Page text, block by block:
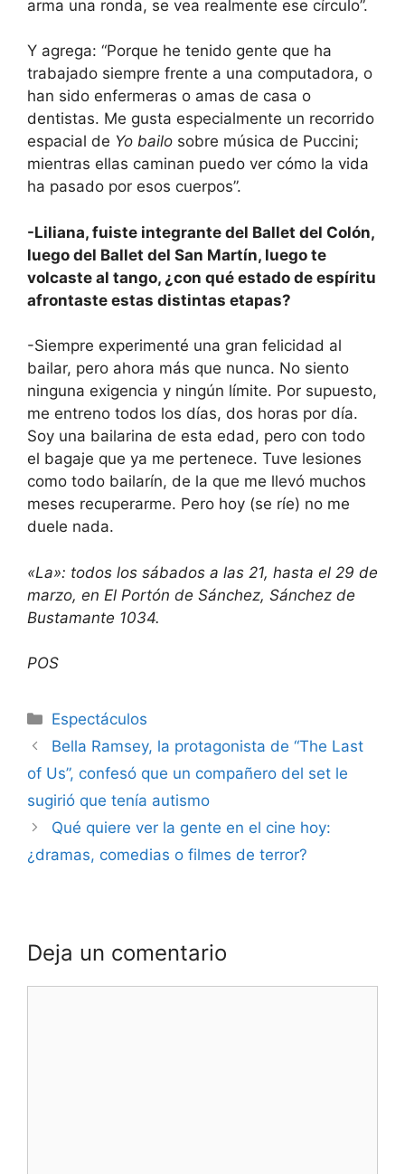
arma una ronda, se vea realmente ese círculo”.
Y agrega: “Porque he tenido gente que ha
trabajado siempre frente a una computadora, o
han sido enfermeras o amas de casa o
dentistas. Me gusta especialmente un recorrido
espacial de Yo bailo sobre música de Puccini;
mientras ellas caminan puedo ver cómo la vida
ha pasado por esos cuerpos”.
-Liliana, fuiste integrante del Ballet del Colón,
luego del Ballet del San Martín, luego te
volcaste al tango, ¿con qué estado de espíritu
afrontaste estas distintas etapas?
-Siempre experimenté una gran felicidad al
bailar, pero ahora más que nunca. No siento
ninguna exigencia y ningún límite. Por supuesto,
me entreno todos los días, dos horas por día.
Soy una bailarina de esta edad, pero con todo
el bagaje que ya me pertenece. Tuve lesiones
como todo bailarín, de la que me llevó muchos
meses recuperarme. Pero hoy (se ríe) no me
duele nada.
«La»: todos los sábados a las 21, hasta el 29 de
marzo, en El Portón de Sánchez, Sánchez de
Bustamante 1034.
POS
Espectáculos
Bella Ramsey, la protagonista de “The Last
of Us”, confesó que un compañero del set le
sugirió que tenía autismo
Qué quiere ver la gente en el cine hoy:
¿dramas, comedias o filmes de terror?
Deja un comentario